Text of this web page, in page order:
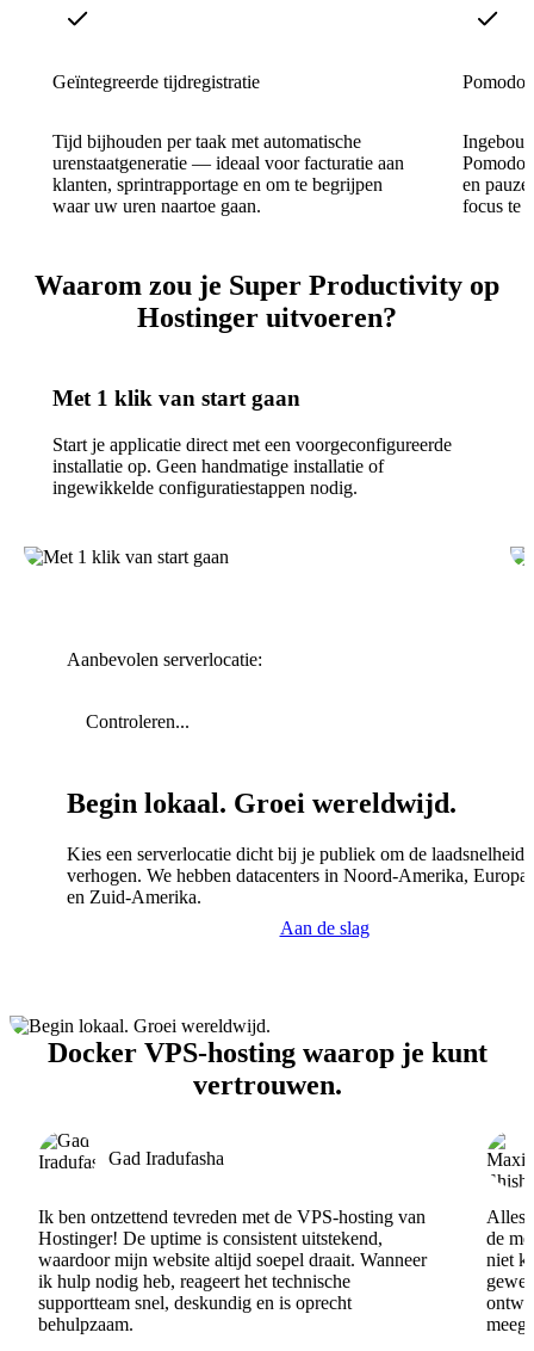
Geïntegreerde tijdregistratie
Tijd bijhouden per taak met automatische
urenstaatgeneratie — ideaal voor facturatie aan
klanten, sprintrapportage en om te begrijpen
waar uw uren naartoe gaan.
en
focus te
Waarom zou je Super Productivity op
Hostinger uitvoeren?
Met 1 klik van start gaan
Start je applicatie direct met een voorgeconfigureerde
installatie op. Geen handmatige installatie of
ingewikkelde configuratiestappen nodig.
Aanbevolen serverlocatie:
Controleren...
Begin lokaal. Groei wereldwijd.
Kies een serverlocatie dicht bij je publiek om de laadsnelheid
verhogen. We hebben datacenters in Noord-Amerika,
en Zuid-Amerika.
Aan de slag
Docker VPS-hosting waarop je kunt
vertrouwen.
Gad Iradufasha
Ik ben ontzettend tevreden met de VPS-hosting van
Hostinger! De uptime is consistent uitstekend,
waardoor mijn website altijd soepel draait. Wanneer
ik hulp nodig heb, reageert het technische
supportteam snel, deskundig en is oprecht
behulpzaam.
Alles
de
niet